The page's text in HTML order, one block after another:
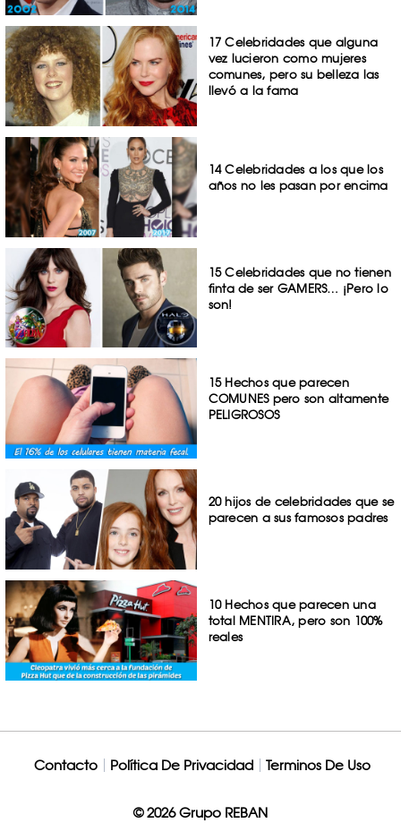
17 Celebridades que alguna
vez lucieron como mujeres
comunes, pero su belleza las
llevó a la fama
14 Celebridades a los que los
años no les pasan por encima
15 Celebridades que no tienen
finta de ser GAMERS… ¡Pero lo
son!
15 Hechos que parecen
COMUNES pero son altamente
PELIGROSOS
20 hijos de celebridades que se
parecen a sus famosos padres
10 Hechos que parecen una
total MENTIRA, pero son 100%
reales
Contacto Política De Privacidad Terminos De Uso
© 2026 Grupo REBAN